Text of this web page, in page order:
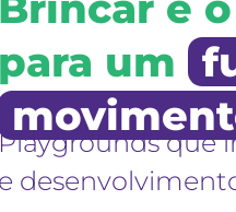
para um
Playgrounds que
e